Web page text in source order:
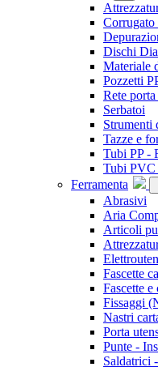
Dischi
Materiale
Pozzetti
Rete
Serbatoi
Strumenti
Tazze e
Tubi PP -
Tubi PVC
Ferramenta
Abrasivi
Aria
Articoli
Fascette
Fascette e
Fissaggi
Nastri
Porta
Punte -
Saldatrici